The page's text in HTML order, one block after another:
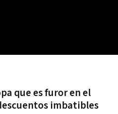
que es furor en el
imbatibles